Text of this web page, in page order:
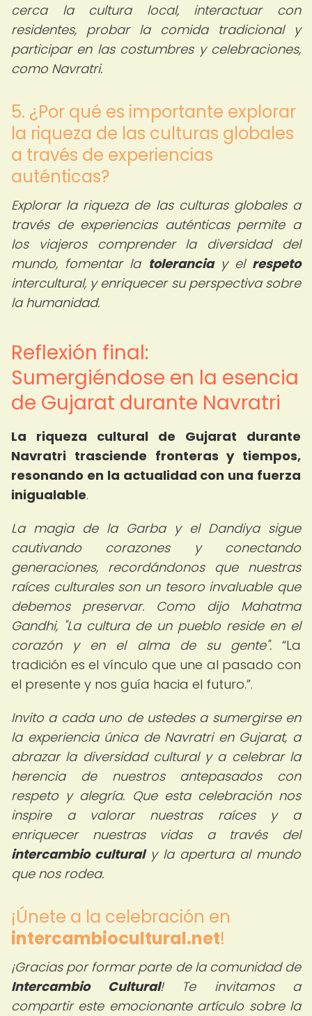
cerca la cultura local, interactuar con
residentes, probar la comida tradicional y
participar en las costumbres y celebraciones,
como Navratri.
5. ¿Por qué es importante explorar
la riqueza de las culturas globales
a través de experiencias
auténticas?
Explorar la riqueza de las culturas globales a
través de experiencias auténticas permite a
los viajeros comprender la diversidad del
mundo, fomentar la toleranciay el respeto
intercultural, y enriquecer su perspectiva sobre
la humanidad.
Reflexión final:
Sumergiéndose en la esencia
de Gujarat durante Navratri
La riqueza cultural de Gujarat durante
Navratri trasciende fronteras y tiempos,
resonando en la actualidad con una fuerza
inigualable.
La magia de la Garba y el Dandiya sigue
cautivando corazones y conectando
generaciones, recordándonos que nuestras
raíces culturales son un tesoro invaluable que
debemos preservar. Como dijo Mahatma
Gandhi, "La cultura de un pueblo reside en el
corazón y en el alma de su gente".
La
tradición es el vínculo que une al pasado con
el presente y nos guía hacia el futuro. .
Invito a cada uno de ustedes a sumergirse en
la experiencia única de Navratri en Gujarat, a
abrazar la diversidad cultural y a celebrar la
herencia de nuestros antepasados con
respeto y alegría. Que esta celebración nos
inspire a valorar nuestras raíces y a
enriquecer nuestras vidas a través del
intercambio culturaly la apertura al mundo
que nos rodea.
¡Únete a la celebración en
intercambiocultural.net!
¡Gracias por formar parte de la comunidad de
Intercambio Cultural! Te invitamos a
compartir este emocionante artículo sobre la